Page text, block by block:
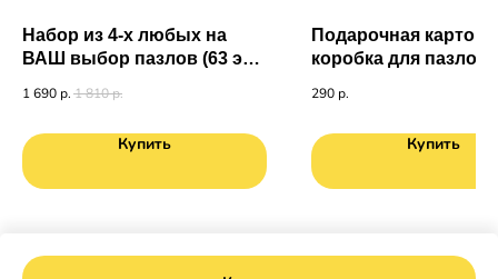
Набор из 4-х любых на
ВАШ выбор пазлов (63 эл.)
1 690 р. 1 810р.
Купить
Подарочная
коробка для пазлов
290 р.
Купить